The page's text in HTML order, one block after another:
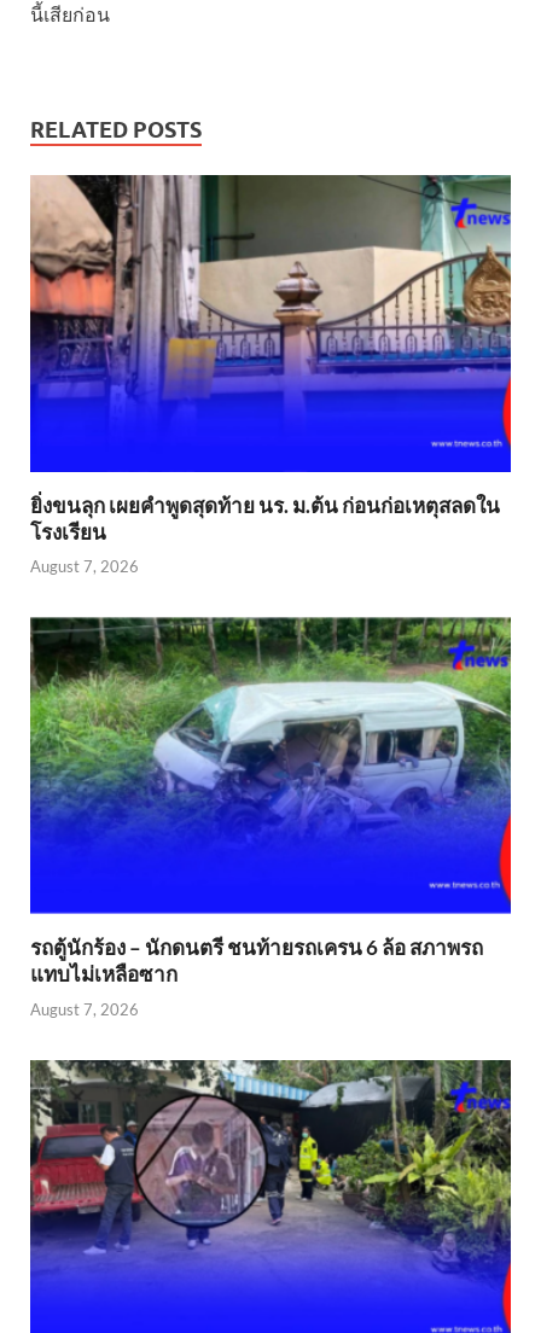
นี้เสียก่อน
RELATED POSTS
ยิ่งขนลุก เผยคำพูดสุดท้าย นร. ม.ต้น ก่อนก่อเหตุสลดใน
โรงเรียน
August 7, 2026
รถตู้นักร้อง – นักดนตรี ชนท้ายรถเครน 6 ล้อ สภาพรถ
แทบไม่เหลือซาก
August 7, 2026